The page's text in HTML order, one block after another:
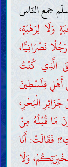
جمع النّاس
وَلَا لِرَهْبَةٍ،
نَصْرَانِيًّا،
الَّذِي كُنْتُ
أَهْلِ فِلَسْطِينَ
الْبَحْرِ،
مَا قُبُلُهُ مِنْ
فَقَالَتْ: أَنَا
وَلَا